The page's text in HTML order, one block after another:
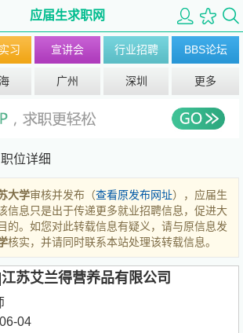
应届生求职网
习 宣讲会 行业招聘 BBS论坛
广州 深圳 更多
职位详细
大学审核并发布（查看原发布网址），应届生
信息只是出于传递更多就业招聘信息，促进大
的。如您对此转载信息有疑义，请与原信息发
核实，并请同时联系本站处理该转载信息。
苏艾兰得营养品有限公司
04